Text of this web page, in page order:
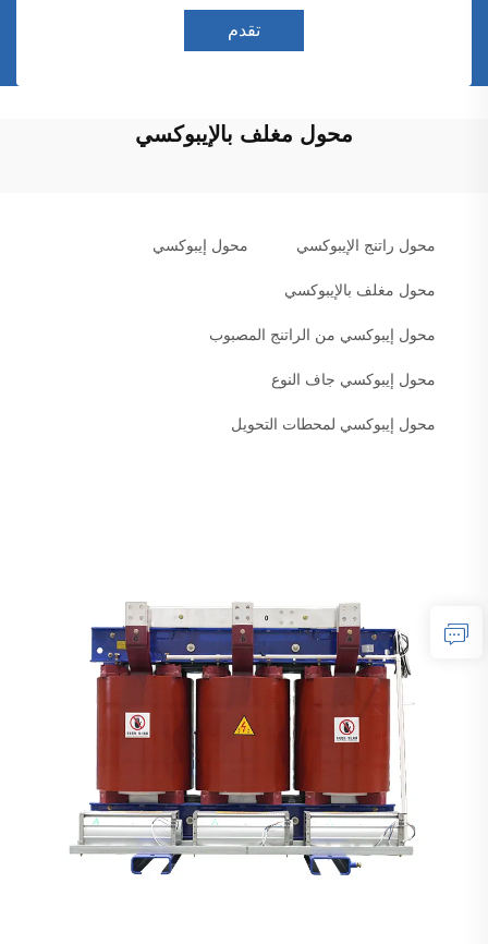
تقدم
محول مغلف بالإيبوكسي
محول راتنج الإيبوكسي محول إيبوكسي
محول مغلف بالإيبوكسي
محول إيبوكسي من الراتنج المصبوب
محول إيبوكسي جاف النوع
محول إيبوكسي لمحطات التحويل